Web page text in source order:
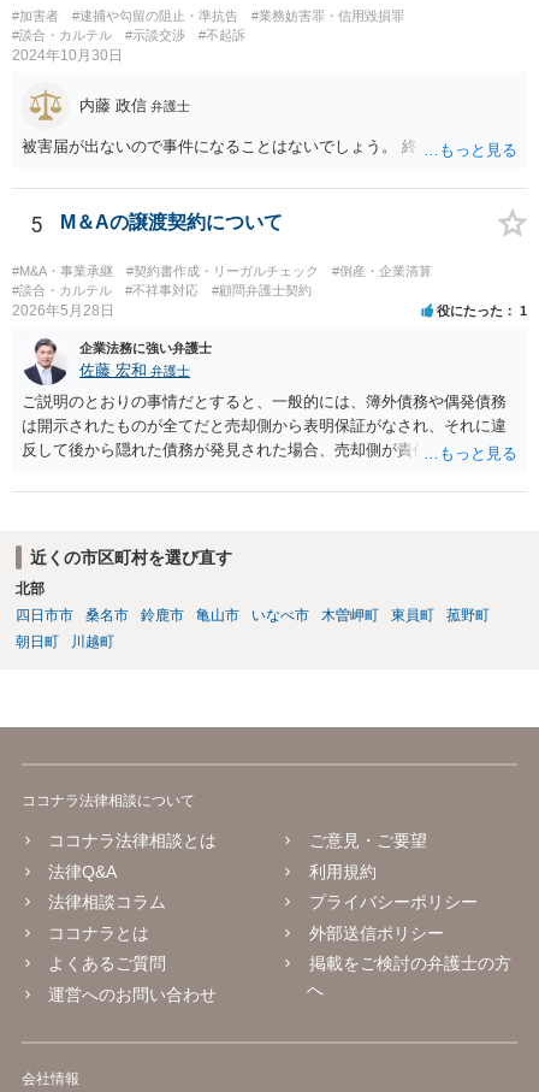
ならばその旨を捜査機関に申し出られれば良いでしょう。 上記、ご参
考ください。
#加害者 #逮捕や勾留の阻止・準抗告
#業務妨害罪・信用毀損罪
#談合・カルテル
#示談交渉 #不起訴
2024年10月30日
内藤 政信 弁護士
被害届が出ないので事件になることはないでしょう。 終わり
5 M＆Aの譲渡契約について
#M&A・事業承継 #契約書作成・リーガルチェック
#倒産・企業清算
#談合・カルテル
#不祥事対応 #顧問弁護士契約
2026年5月28日 役にたった 1
企業法務に強い弁護士
佐藤 宏和 弁護士
ご説明のとおりの事情だとすると、一般的には、簿外債務や偶発債務
は開示されたものが全てだと売却側から表明保証がなされ、それに違
反して後から隠れた債務が発見された場合、売却側が責任追及を受け
渡は成立しないでしょう。それでも万が一表明保証なしで株式譲渡契
取ることになりますが、譲渡後は売却側が一切責任を負わないとの確
約がない限り、争いが起きる可能性はあります。 2番目の点について
は、口座は法人名義のものでしょうから、一般的には株式譲渡であれ
ば売却側に責任追及が来ることはないでしょうが、口座を不正に使用
するような相手であればそもそも取引はしない方がいいと思います。
近くの市区町村を選び直す
北部
四日市市
桑名市 鈴鹿市 亀山市 いなべ市 木曽岬町 東員町
菰野町
朝日町
川越町
ココナラ法律相談について
ココナラ法律相談とは
法律Q&A
法律相談コラム
ココナラとは
よくあるご質問
運営へのお問い合わせ
ご意見・ご要望
利用規約
プライバシーポリシー
外部送信ポリシー
掲載をご検討の弁護士の方
へ
会社情報